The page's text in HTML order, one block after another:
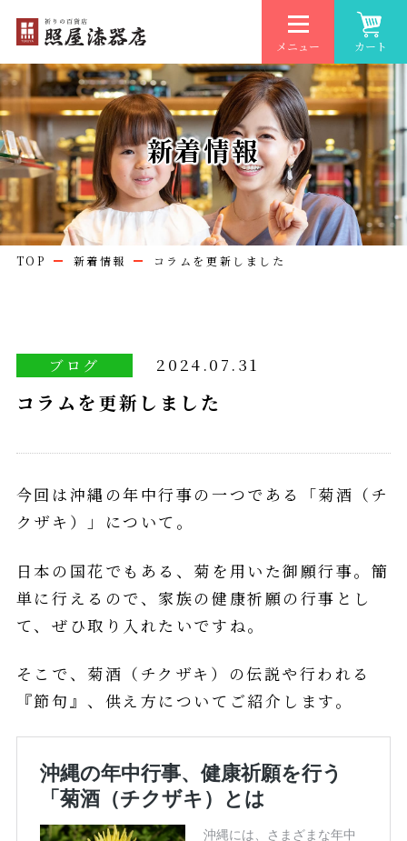
カート
メニュー
新着情報
TOP 新着情報 コラムを更新しました
ブログ 2024.07.31
コラムを更新しました
今回は沖縄の年中行事の一つである「菊酒（チ
クザキ）」について。
日本の国花でもある、菊を用いた御願行事。簡
単に行えるので、家族の健康祈願の行事とし
て、ぜひ取り入れたいですね。
そこで、菊酒（チクザキ）の伝説や行われる
『節句』、供え方についてご紹介します。